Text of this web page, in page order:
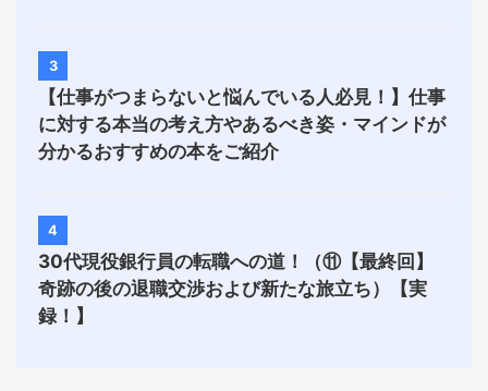
3
【仕事がつまらないと悩んでいる人必見！】仕事
に対する本当の考え方やあるべき姿・マインドが
分かるおすすめの本をご紹介
4
30代現役銀行員の転職への道！（⑪【最終回】
奇跡の後の退職交渉および新たな旅立ち）【実
録！】